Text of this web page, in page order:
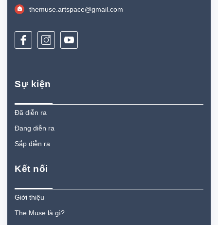
themuse.artspace@gmail.com
Sự kiện
Đã diễn ra
Đang diễn ra
Sắp diễn ra
Kết nối
Giới thiệu
The Muse là gì?